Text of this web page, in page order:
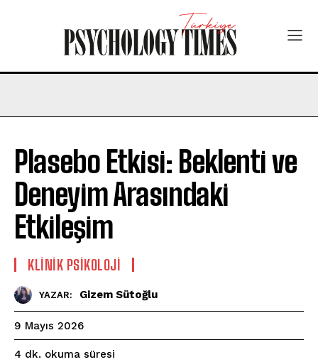
Plasebo Etkisi: Beklenti ve
Deneyim Arasındaki
Etkileşim
KLINIK PSIKOLOJI
YAZAR: Gizem Sütoğlu
9 Mayıs 2026
4 dk. okuma süresi